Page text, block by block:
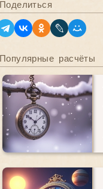
Поделиться
Популярные расчёты